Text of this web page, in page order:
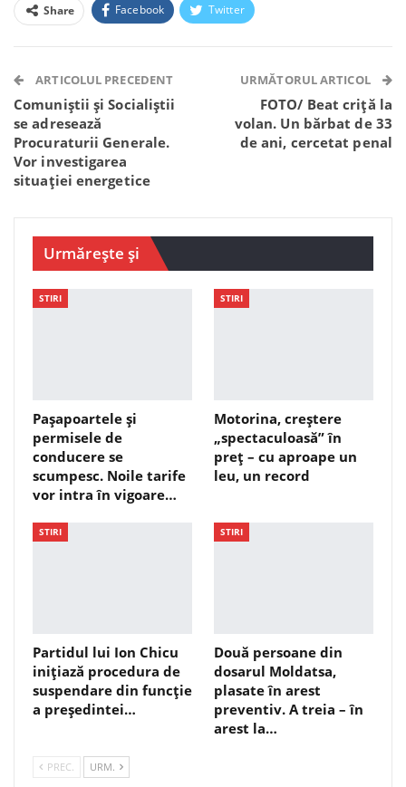
Share Facebook Twitter
Telegram WhatsApp Viber
ARTICOLUL PRECEDENT
Comuniștii și Socialiștii
se adresează
Procuraturii Generale.
Vor investigarea
situației energetice
URMĂTORUL ARTICOL
FOTO/ Beat criță la
volan. Un bărbat de 33
de ani, cercetat penal
Urmărește și
STIRI
Pașapoartele și
permisele de
conducere se
scumpesc. Noile tarife
vor intra în vigoare…
STIRI
Motorina, creștere
„spectaculoasă” în
preț – cu aproape un
leu, un record
STIRI
Partidul lui Ion Chicu
inițiază procedura de
suspendare din funcție
a președintei…
STIRI
Două persoane din
dosarul Moldatsa,
plasate în arest
preventiv. A treia – în
arest la…
PREC. URM.